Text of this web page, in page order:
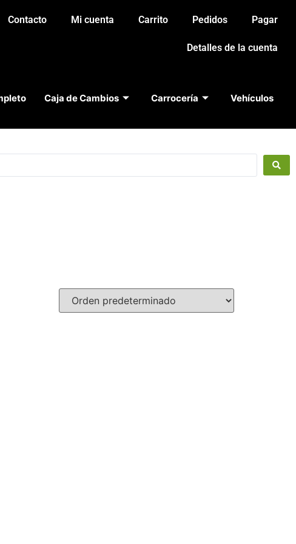
Contacto Mi cuenta Carrito Pedidos Pagar
Detalles de la cuenta
Caja de Cambios Carrocería Vehículos